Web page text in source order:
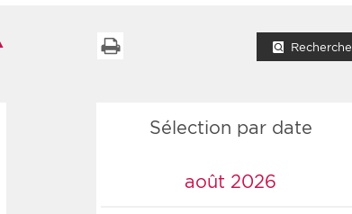
Recherche
Sélection par date
août 2026